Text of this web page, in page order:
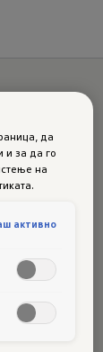
да
и за да го
на
активно